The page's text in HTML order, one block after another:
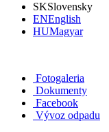
SKSlovensky
ENEnglish
HUMagyar
Fotogaleria
Dokumenty
Facebook
Vývoz odpadu